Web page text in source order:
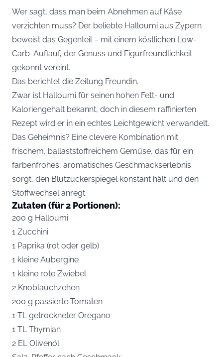
Wer sagt, dass man beim Abnehmen auf Käse
verzichten muss? Der beliebte Halloumi aus Zypern
beweist das Gegenteil – mit einem köstlichen Low-
Carb-Auflauf, der Genuss und Figurfreundlichkeit
gekonnt vereint.
Das berichtet die Zeitung Freundin.
Zwar ist Halloumi für seinen hohen Fett- und
Kaloriengehalt bekannt, doch in diesem raffinierten
Rezept wird er in ein echtes Leichtgewicht verwandelt.
Das Geheimnis? Eine clevere Kombination mit
frischem, ballaststoffreichem Gemüse, das für ein
farbenfrohes, aromatisches Geschmackserlebnis
sorgt, den Blutzuckerspiegel konstant hält und den
Stoffwechsel anregt.
Zutaten (für 2 Portionen):
200 g Halloumi
1 Zucchini
1 Paprika (rot oder gelb)
1 kleine Aubergine
1 kleine rote Zwiebel
2 Knoblauchzehen
200 g passierte Tomaten
1 TL getrockneter Oregano
1 TL Thymian
2 EL Olivenöl